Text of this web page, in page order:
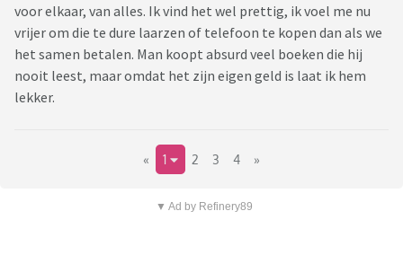
voor elkaar, van alles. Ik vind het wel prettig, ik voel me nu
vrijer om die te dure laarzen of telefoon te kopen dan als we
het samen betalen. Man koopt absurd veel boeken die hij
nooit leest, maar omdat het zijn eigen geld is laat ik hem
lekker.
« 1 2 3 4 »
▼ Ad by Refinery89